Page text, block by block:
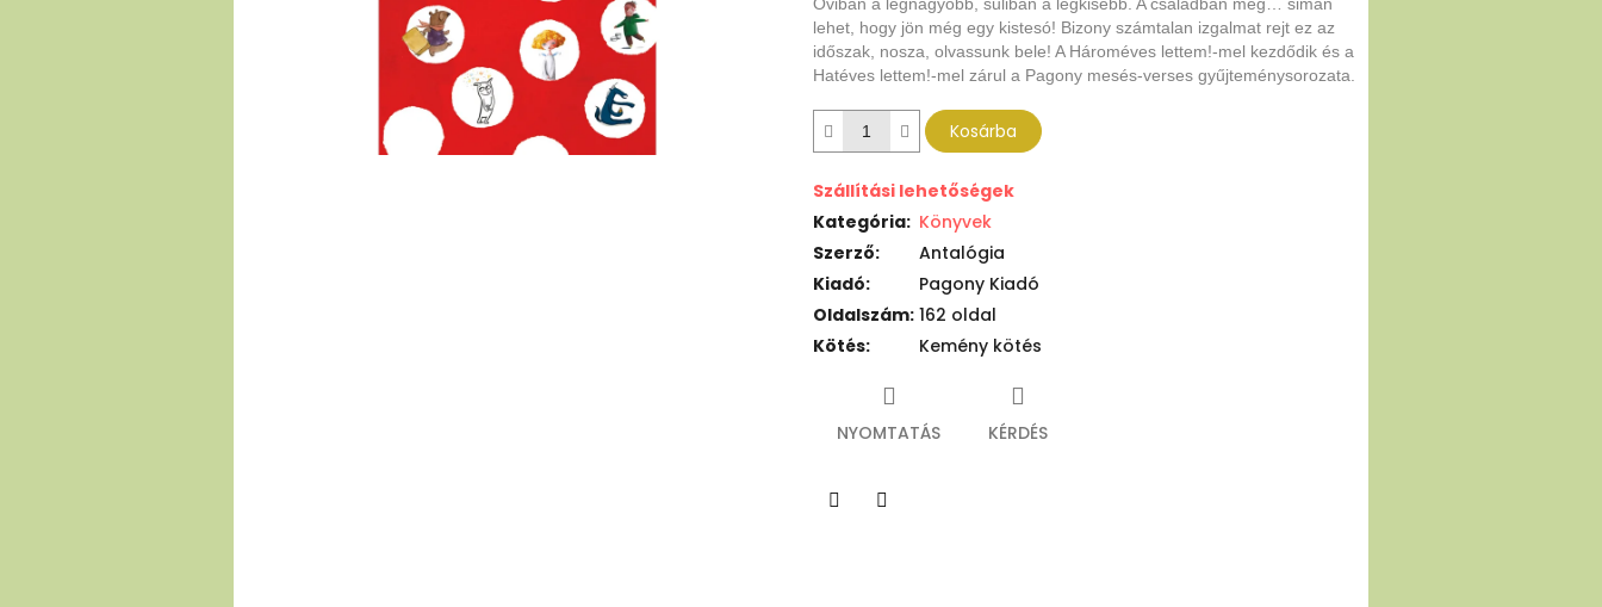
Oviban a legnagyobb, suliban a legkisebb. A családban meg… simán
lehet, hogy jön még egy kistesó! Bizony számtalan izgalmat rejt ez az
időszak, nosza, olvassunk bele! A Hároméves lettem!-mel kezdődik és a
Hatéves lettem!-mel zárul a Pagony mesés-verses gyűjteménysorozata.
Kosárba
Szállítási lehetőségek
Kategória: Könyvek
Szerző:
Antalógia
Kiadó:
Pagony Kiadó
Oldalszám: 162 oldal
Kötés: Kemény kötés
NYOMTATÁS KÉRDÉS